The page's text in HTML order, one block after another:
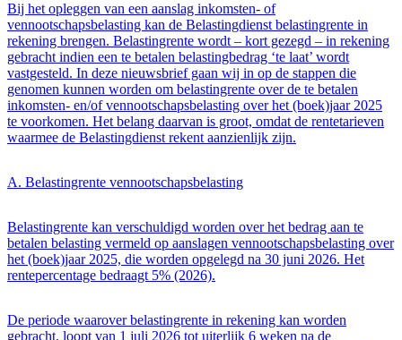
Bij het opleggen van een aanslag inkomsten- of
vennootschapsbelasting kan de Belastingdienst belastingrente in
rekening brengen. Belastingrente wordt – kort gezegd – in rekening
gebracht indien een te betalen belastingbedrag ‘te laat’ wordt
vastgesteld. In deze nieuwsbrief gaan wij in op de stappen die
genomen kunnen worden om belastingrente over de te betalen
inkomsten- en/of vennootschapsbelasting over het (boek)jaar 2025
te voorkomen. Het belang daarvan is groot, omdat de rentetarieven
waarmee de Belastingdienst rekent aanzienlijk zijn.
A. Belastingrente vennootschapsbelasting
Belastingrente kan verschuldigd worden over het bedrag aan te
betalen belasting vermeld op aanslagen vennootschapsbelasting over
het (boek)jaar 2025, die worden opgelegd na 30 juni 2026. Het
rentepercentage bedraagt 5% (2026).
De periode waarover belastingrente in rekening kan worden
gebracht, loopt van 1 juli 2026 tot uiterlijk 6 weken na de